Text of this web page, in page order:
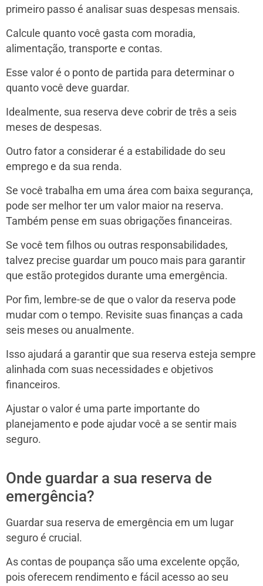
primeiro passo é analisar suas despesas mensais.
Calcule quanto você gasta com moradia,
alimentação, transporte e contas.
Esse valor é o ponto de partida para determinar o
quanto você deve guardar.
Idealmente, sua reserva deve cobrir de três a seis
meses de despesas.
Outro fator a considerar é a estabilidade do seu
emprego e da sua renda.
Se você trabalha em uma área com baixa segurança,
pode ser melhor ter um valor maior na reserva.
Também pense em suas obrigações financeiras.
Se você tem filhos ou outras responsabilidades,
talvez precise guardar um pouco mais para garantir
que estão protegidos durante uma emergência.
Por fim, lembre-se de que o valor da reserva pode
mudar com o tempo. Revisite suas finanças a cada
seis meses ou anualmente.
Isso ajudará a garantir que sua reserva esteja sempre
alinhada com suas necessidades e objetivos
financeiros.
Ajustar o valor é uma parte importante do
planejamento e pode ajudar você a se sentir mais
seguro.
Onde guardar a sua reserva de
emergência?
Guardar sua reserva de emergência em um lugar
seguro é crucial.
As contas de poupança são uma excelente opção,
pois oferecem rendimento e fácil acesso ao seu